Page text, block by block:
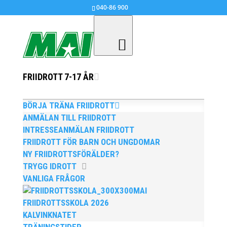
040-86 900
FRIIDROTT 7-17 ÅR
BÖRJA TRÄNA FRIIDROTT
ANMÄLAN TILL FRIIDROTT
INTRESSEANMÄLAN FRIIDROTT
FRIIDROTT FÖR BARN OCH UNGDOMAR
NY FRIIDROTTSFÖRÄLDER?
TRYGG IDROTT
VANLIGA FRÅGOR
MAI
FRIIDROTTSSKOLA 2026
KALVINKNATET
dec 3, 2013|Okategoriserade
I helgen hade MAI gemensam julavslutning för alla
ungdomsgrupper.
>> För sista träningstillfället för terminen, klicka
här!
Det genomfördes stafett- och hinderbanlöpning där
100 barn tävlade mot 80 föräldrarna vilket gjorde att
några föräldrar fick spring mer än andra…